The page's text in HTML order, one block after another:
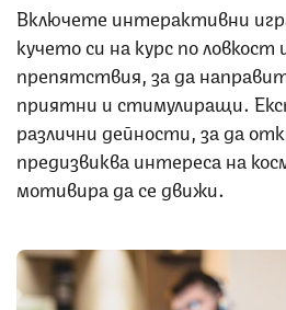
Включете интерактивни
кучето си на курс по ловкост
препятствия, за да
приятни и стимулиращи.
различни дейности, за да
предизвиква интереса на
мотивира да се движи.